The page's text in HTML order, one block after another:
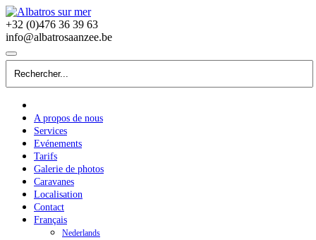
+32 (0)476 36 39 63
info@albatrosaanzee.be
A propos de nous
Services
Evénements
Tarifs
Galerie de photos
Caravanes
Localisation
Contact
Français
Nederlands